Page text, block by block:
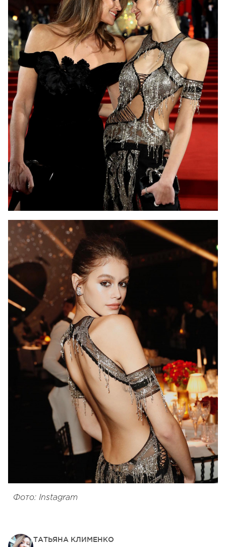
Фото: Instagram
ТАТЬЯНА КЛИМЕНКО